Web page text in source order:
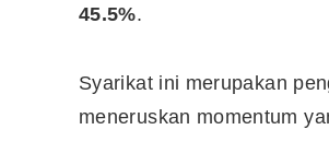
45.5%.
Syarikat ini merupakan
meneruskan momentum